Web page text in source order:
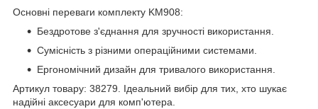
Основні переваги комплекту KM908:
Бездротове з'єднання для зручності використання.
Сумісність з різними операційними системами.
Ергономічний дизайн для тривалого використання.
Артикул товару: 38279. Ідеальний вибір для тих, хто шукає
надійні аксесуари для комп'ютера.